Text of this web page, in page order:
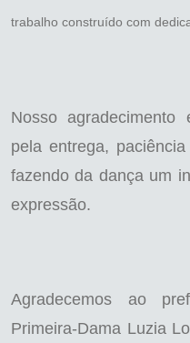
trabalho construído com
Nosso agradecimento
pela entrega,
fazendo da dança um
expressão.
Agradecemos ao
Primeira-Dama Luzia